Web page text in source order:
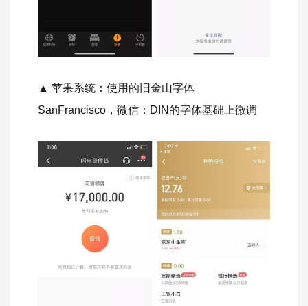
▲ 苹果系统：使用的旧金山字体
SanFrancisco，微信：DIN的字体基础上微调